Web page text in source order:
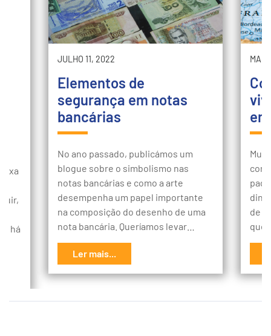
há
JULHO 11, 2022
Elementos de
segurança em notas
bancárias
No ano passado, publicámos um
blogue sobre o simbolismo nas
notas bancárias e como a arte
desempenha um papel importante
na composição do desenho de uma
nota bancária. Queríamos levar…
Ler mais...
de